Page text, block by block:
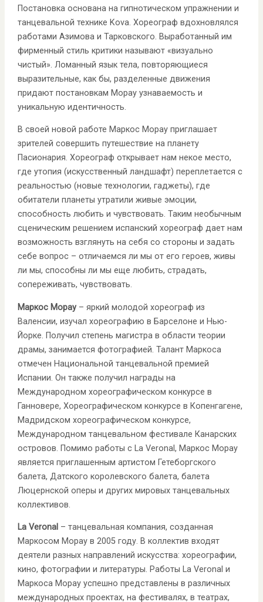
Постановка основана на гипнотическом упражнении и
танцевальной технике Kova. Хореограф вдохновлялся
работами Азимова и Тарковского. Выработанный им
фирменный стиль критики называют «визуально
чистый». Ломанный язык тела, повторяющиеся
выразительные, как бы, разделенные движения
придают постановкам Морау узнаваемость и
уникальную идентичность.
В своей новой работе Маркос Морау приглашает
зрителей совершить путешествие на планету
Пасионария. Хореограф открывает нам некое место,
где утопия (искусственный ландшафт) переплетается с
реальностью (новые технологии, гаджеты), где
обитатели планеты утратили живые эмоции,
способность любить и чувствовать. Таким необычным
сценическим решением испанский хореограф дает нам
возможность взглянуть на себя со стороны и задать
себе вопрос – отличаемся ли мы от его героев, живы
ли мы, способны ли мы еще любить, страдать,
сопереживать, чувствовать.
Маркос Морау– яркий молодой хореограф из
Валенсии, изучал хореографию в Барселоне и Нью-
Йорке. Получил степень магистра в области теории
драмы, занимается фотографией. Талант Маркоса
отмечен Национальной танцевальной премией
Испании. Он также получил награды на
Международном хореографическом конкурсе в
Ганновере, Хореографическом конкурсе в Копенгагене,
Мадридском хореографическом конкурсе,
Международном танцевальном фестивале Канарских
островов. Помимо работы с La Veronal, Маркос Морау
является приглашенным артистом Гетеборгского
балета, Датского королевского балета, балета
Люцернской оперы и других мировых танцевальных
коллективов.
La Veronal – танцевальная компания, созданная
Маркосом Морау в 2005 году. В коллектив входят
деятели разных направлений искусства: хореографии,
кино, фотографии и литературы. Работы La Veronal и
Маркоса Морау успешно представлены в различных
международных проектах, на фестивалях, в театрах,